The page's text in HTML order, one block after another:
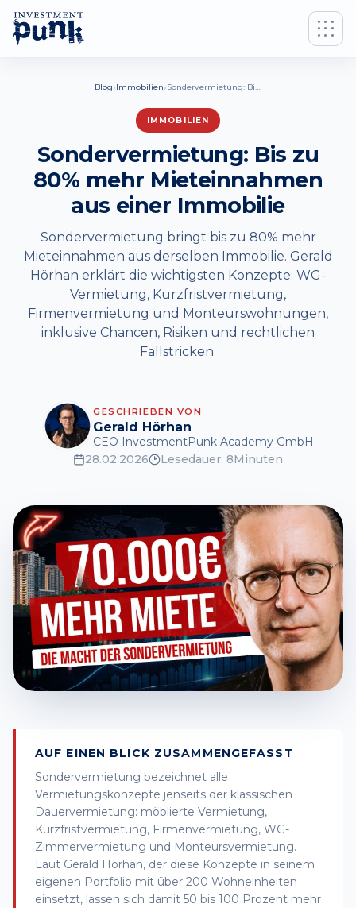
Blog›Immobilien› Sondervermietung: Bis zu 80% mehr Mieteinnahmen aus einer Immobilie
IMMOBILIEN
Sondervermietung: Bis zu
80% mehr Mieteinnahmen
aus einer Immobilie
Sondervermietung bringt bis zu 80% mehr
Mieteinnahmen aus derselben Immobilie. Gerald
Hörhan erklärt die wichtigsten Konzepte: WG-
Vermietung, Kurzfristvermietung,
Firmenvermietung und Monteurswohnungen,
inklusive Chancen, Risiken und rechtlichen
Fallstricken.
GESCHRIEBEN VON
Gerald Hörhan
CEO InvestmentPunk Academy GmbH
28.02.2026
Lesedauer: 8Minuten
AUF EINEN BLICK ZUSAMMENGEFASST
Sondervermietung bezeichnet alle
Vermietungskonzepte jenseits der klassischen
Dauervermietung: möblierte Vermietung,
Kurzfristvermietung, Firmenvermietung, WG-
Zimmervermietung und Monteursvermietung.
Laut Gerald Hörhan, der diese Konzepte in seinem
eigenen Portfolio mit über 200 Wohneinheiten
einsetzt, lassen sich damit 50 bis 100 Prozent mehr